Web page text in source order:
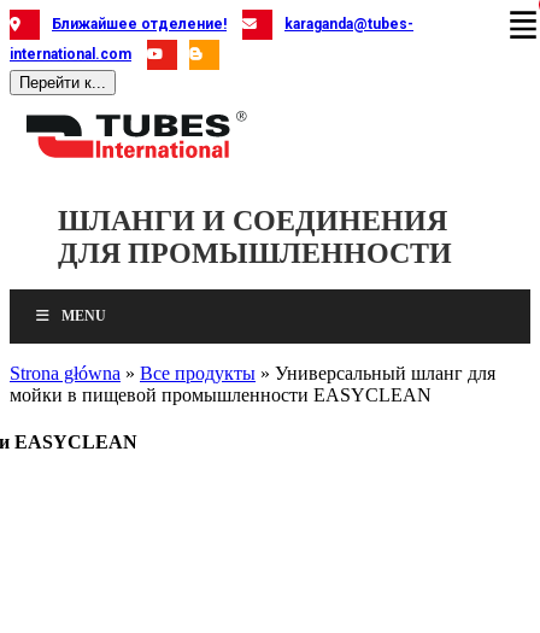
Skip
to
content
Ближайшее отделение!
karaganda@tubes-
international.com
Перейти к...
ШЛАНГИ И СОЕДИНЕНИЯ
ДЛЯ ПРОМЫШЛЕННОСТИ
MENU
Strona główna » Все продукты » Универсальный шланг для
мойки в пищевой промышленности EASYCLEAN
EASYCLEAN